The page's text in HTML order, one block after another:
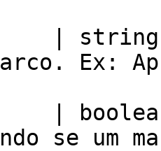
| string
Ex:
|
se um